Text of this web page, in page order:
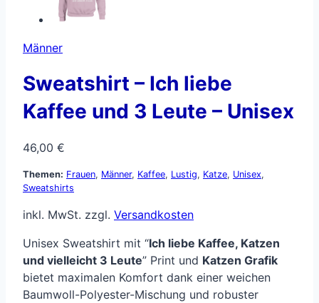
Männer
Sweatshirt – Ich liebe
Kaffee und 3 Leute – Unisex
46,00 €
Themen: Frauen, Männer, Kaffee, Lustig, Katze, Unisex,
Sweatshirts
inkl. MwSt. zzgl. Versandkosten
Unisex Sweatshirt mit “Ich liebe Kaffee, Katzen
und vielleicht 3 Leute” Print und Katzen Grafik
bietet maximalen Komfort dank einer weichen
Baumwoll-Polyester-Mischung und robuster